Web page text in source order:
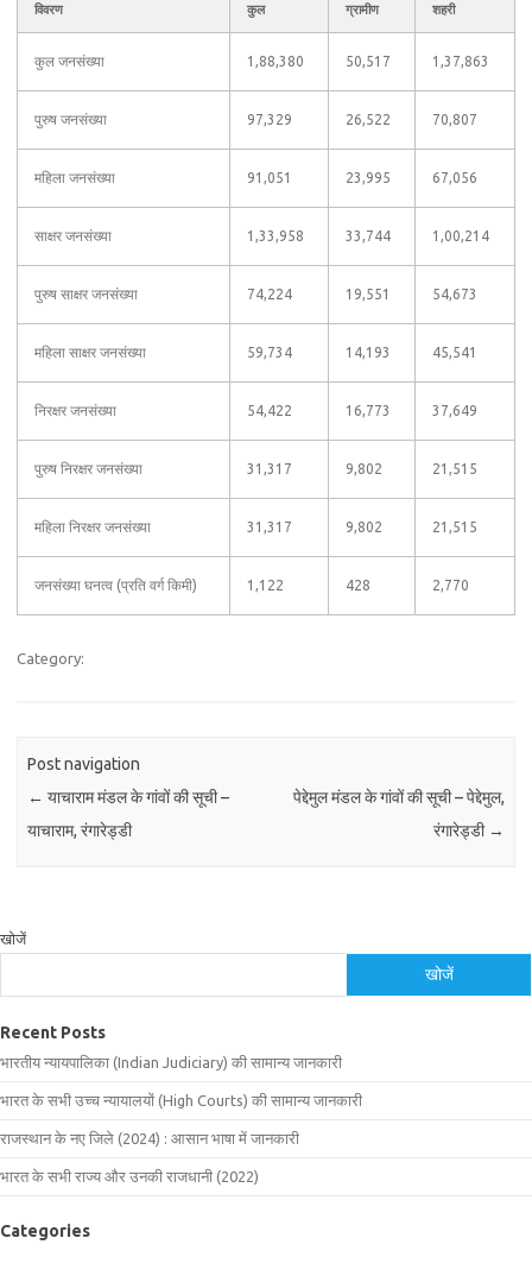
विवरण कुल ग्रामीण शहरी
कुल जनसंख्या 1,88,380 50,517 1,37,863
पुरुष जनसंख्या 97,329 26,522 70,807
महिला जनसंख्या 91,051 23,995 67,056
साक्षर जनसंख्या 1,33,958 33,744 1,00,214
पुरुष साक्षर जनसंख्या 74,224 19,551 54,673
महिला साक्षर जनसंख्या 59,734 14,193 45,541
निरक्षर जनसंख्या 54,422 16,773 37,649
पुरुष निरक्षर जनसंख्या 31,317 9,802 21,515
महिला निरक्षर जनसंख्या 31,317 9,802 21,515
जनसंख्या घनत्व (प्रति वर्ग किमी) 1,122 428 2,770
Category:
Post navigation
← याचाराम मंडल के गांवों की सूची –
याचाराम, रंगारेड्डी
पेद्देमुल मंडल के गांवों की सूची – पेद्देमुल,
रंगारेड्डी →
खोजें
खोजें
Recent Posts
भारतीय न्यायपालिका (Indian Judiciary) की सामान्य जानकारी
भारत के सभी उच्च न्यायालयों (High Courts) की सामान्य जानकारी
राजस्थान के नए जिले (2024) : आसान भाषा में जानकारी
भारत के सभी राज्य और उनकी राजधानी (2022)
Categories